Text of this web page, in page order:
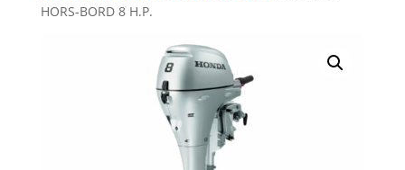
HORS-BORD 8 H.P.